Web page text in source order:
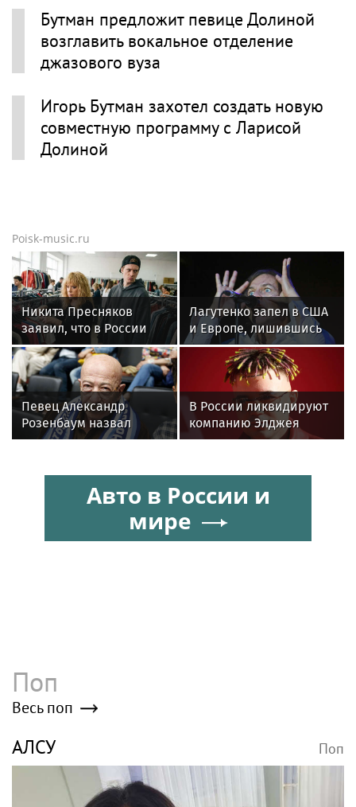
Бутман предложит певице Долиной
возглавить вокальное отделение
джазового вуза
Игорь Бутман захотел создать новую
совместную программу с Ларисой
Долиной
Poisk-music.ru
Никита Пресняков
заявил, что в России
его обидели. И
рассорился с братом
из-за политики
Лагутенко запел в США
и Европе, лишившись
дома в Малибу
Певец Александр
Розенбаум назвал
Любовь Орлову
В России ликвидируют
компанию Элджея
Авто в России и
мире
Поп
Весь поп
АЛСУ Поп